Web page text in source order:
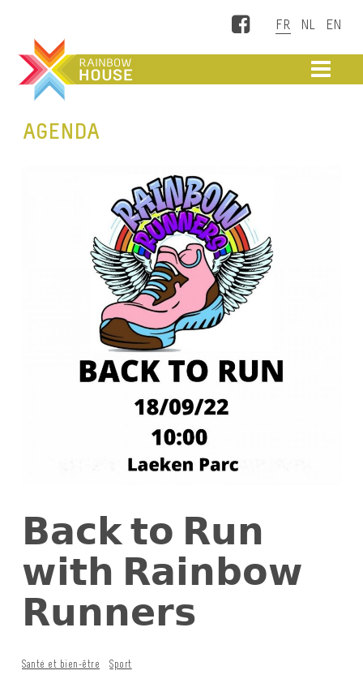
Facebook
AGENDA
𝗕𝗮𝗰𝗸 𝘁𝗼 𝗥𝘂𝗻
𝘄𝗶𝘁𝗵 𝗥𝗮𝗶𝗻𝗯𝗼𝘄
𝗥𝘂𝗻𝗻𝗲𝗿𝘀
Santé et bien-être Sport